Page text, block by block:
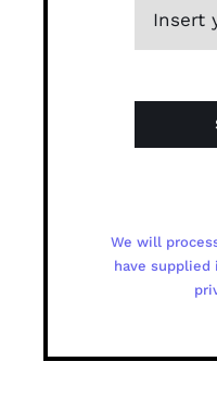
We will
have supplied